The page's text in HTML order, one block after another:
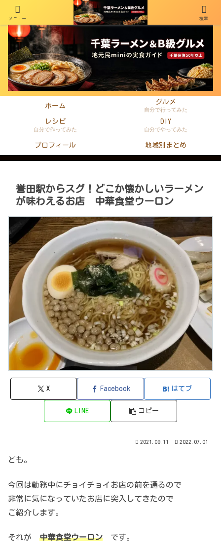
千葉在住50年以上のminiがラーメン・町中華・B級グルメを本音レビュー
ホーム
グルメ
自分で行ってみた
レシピ
自分で作ってみた
DIY
自分でやってみた
プロフィール 地域別まとめ
誉田駅からスグ！どこか懐かしいラーメン
が味わえるお店 中華食堂ウーロン
X Facebook はてブ
LINE コピー
2021.09.11 2022.07.01
ども。
今回は勤務中にチョイチョイお店の前を通るので
非常に気になっていたお店に突入してきたので
ご紹介します。
それが 中華食堂ウーロン です。
メニュー 検索